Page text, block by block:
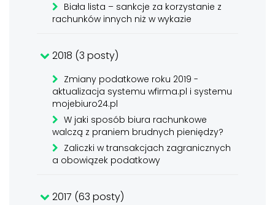
Biała lista – sankcje za korzystanie z
rachunków innych niż w wykazie
2018 (3 posty)
Zmiany podatkowe roku 2019 -
aktualizacja systemu wfirma.pl i systemu
mojebiuro24.pl
W jaki sposób biura rachunkowe
walczą z praniem brudnych pieniędzy?
Zaliczki w transakcjach zagranicznych
a obowiązek podatkowy
2017 (63 posty)